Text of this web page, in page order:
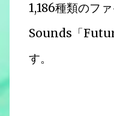
1,186種類のフ
Sounds「
す。